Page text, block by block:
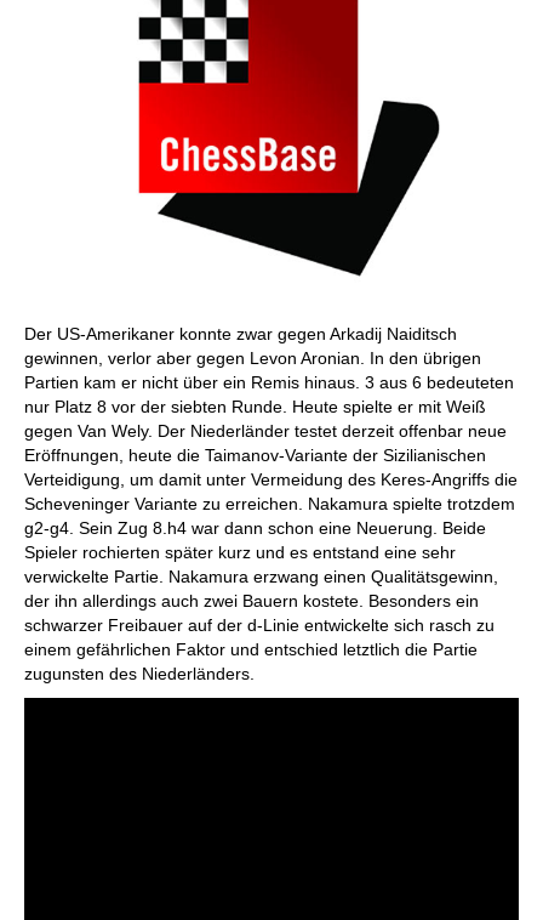
Der US-Amerikaner konnte zwar gegen Arkadij Naiditsch
gewinnen, verlor aber gegen Levon Aronian. In den übrigen
Partien kam er nicht über ein Remis hinaus. 3 aus 6 bedeuteten
nur Platz 8 vor der siebten Runde. Heute spielte er mit Weiß
gegen Van Wely. Der Niederländer testet derzeit offenbar neue
Eröffnungen, heute die Taimanov-Variante der Sizilianischen
Verteidigung, um damit unter Vermeidung des Keres-Angriffs die
Scheveninger Variante zu erreichen. Nakamura spielte trotzdem
g2-g4. Sein Zug 8.h4 war dann schon eine Neuerung. Beide
Spieler rochierten später kurz und es entstand eine sehr
verwickelte Partie. Nakamura erzwang einen Qualitätsgewinn,
der ihn allerdings auch zwei Bauern kostete. Besonders ein
schwarzer Freibauer auf der d-Linie entwickelte sich rasch zu
einem gefährlichen Faktor und entschied letztlich die Partie
zugunsten des Niederländers.